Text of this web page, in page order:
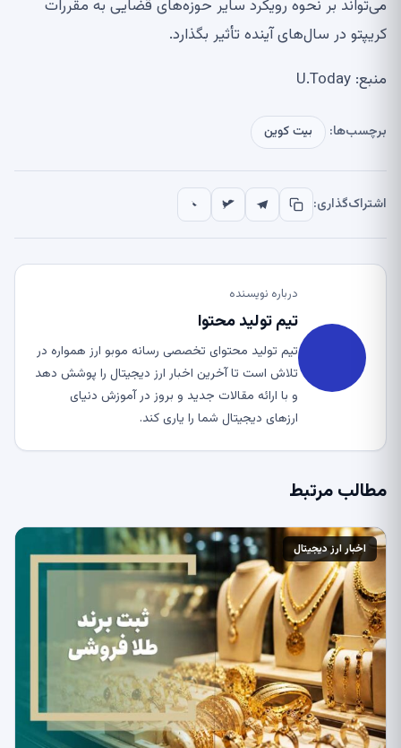
می‌تواند بر نحوه رویکرد سایر حوزه‌های قضایی به مقررات
کریپتو در سال‌های آینده تأثیر بگذارد.
منبع: U.Today
برچسب‌ها: بیت کوین
اشتراک‌گذاری:
درباره نویسنده
تیم تولید محتوا
تیم تولید محتوای تخصصی رسانه موبو ارز همواره در
تلاش است تا آخرین اخبار ارز دیجیتال را پوشش دهد
و با ارائه مقالات جدید و بروز در آموزش دنیای
ارزهای دیجیتال شما را یاری کند.
مطالب مرتبط
اخبار ارز دیجیتال